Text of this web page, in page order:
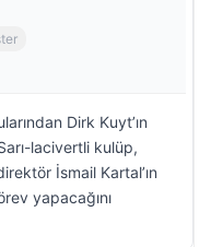
Dirk Kuyt’ın
lacivertli kulüp,
İsmail Kartal’ın
yapacağını